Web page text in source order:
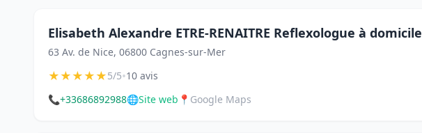
Elisabeth Alexandre ETRE-RENAITRE Reflexologue à domicile
63 Av. de Nice, 06800 Cagnes-sur-Mer
★★★★★5/5•10 avis
📞+33686892988🌐Site web 📍 Google Maps